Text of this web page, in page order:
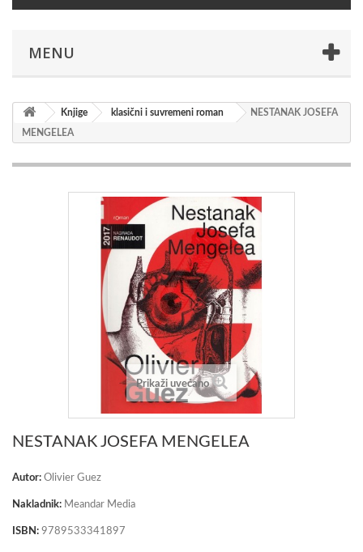
MENU
Knjige klasični i suvremeni roman NESTANAK JOSEFA
MENGELEA
Prikaži uvećano
NESTANAK JOSEFA MENGELEA
Autor: Olivier Guez
Nakladnik: Meandar Media
ISBN: 9789533341897